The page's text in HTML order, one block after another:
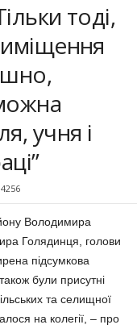
тоді,
учня і
4256
Володимира
Голядинця, голо­ви
підсум­кова
були при­сутні
та селищної
на колегії, – про